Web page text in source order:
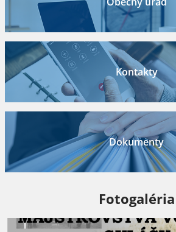
Kontakty
Dokumenty
Fotogaléria